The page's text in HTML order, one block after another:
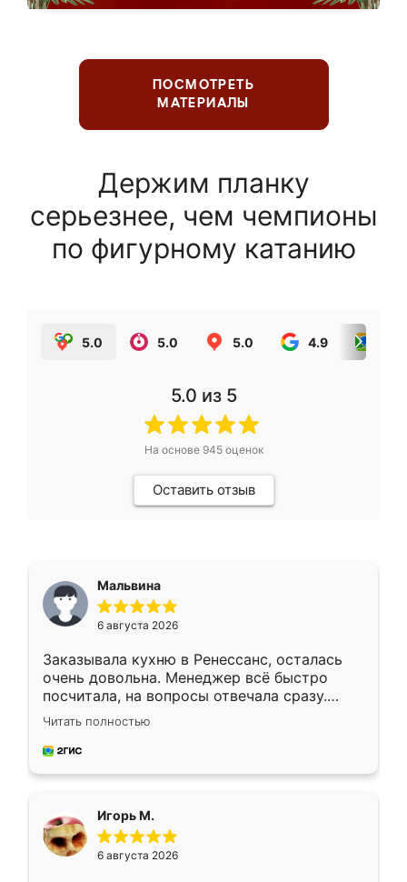
ПОСМОТРЕТЬ
МАТЕРИАЛЫ
Держим планку
серьезнее, чем чемпионы
по фигурному катанию
5.0 5.0 5.0 4.9
5.0 из 5
На основе 945оценок
Оставить отзыв
Мальвина
6 августа 2026
Заказывала кухню в Ренессанс, осталась
очень довольна. Менеджер всё быстро
посчитала, на вопросы отвечала сразу.
Замерщик приехал в субботу, подошёл к
делу со всей ответственностью. Собрали
за день, ребята работали аккуратно, даже
Читать полностью
Игорь М.
6 августа 2026